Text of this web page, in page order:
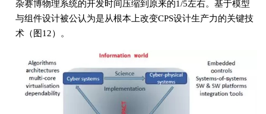
杂赛博物理系统的开发时间压缩到原来的1/5左右。基于模型
与组件设计被公认为是从根本上改变CPS设计生产力的关键技
术（图12）。